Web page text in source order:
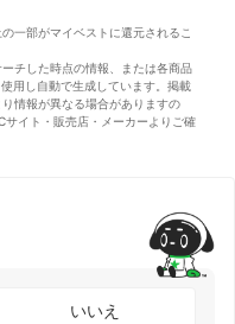
一部がマイベストに還元されるこ
チした時点の情報、または各商品
用し自動で生成しています。掲載
情報が異なる場合がありますの
イト・販売店・メーカーよりご確
いいえ